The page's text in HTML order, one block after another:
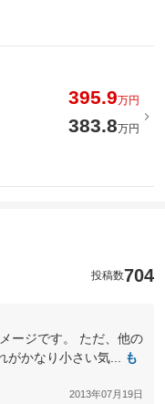
395.9万円
383.8万円
投稿数704
ージです。 ただ、他の
がかなり小さい気...
も
2013年07月19日